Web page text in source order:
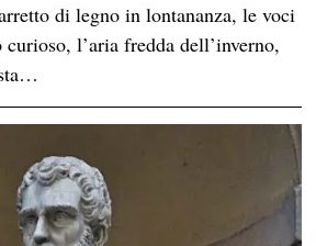
di legno in lontananza, le voci
l’aria fredda dell’inverno,